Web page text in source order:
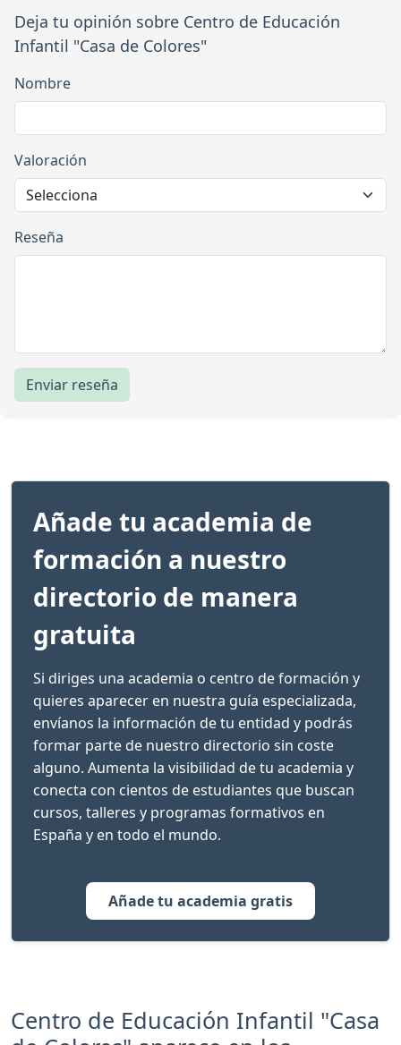
Deja tu opinión sobre Centro de Educación
Infantil "Casa de Colores"
Nombre
Valoración
Reseña
Enviar reseña
Añade tu academia de
formación a nuestro
directorio de manera
gratuita
Si diriges una academia o centro de formación y
quieres aparecer en nuestra guía especializada,
envíanos la información de tu entidad y podrás
formar parte de nuestro directorio sin coste
alguno. Aumenta la visibilidad de tu academia y
conecta con cientos de estudiantes que buscan
cursos, talleres y programas formativos en
España y en todo el mundo.
Añade tu academia gratis
Centro de Educación Infantil "Casa